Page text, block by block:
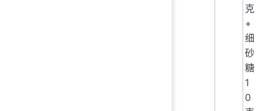
克
+
细
砂
糖
1
0